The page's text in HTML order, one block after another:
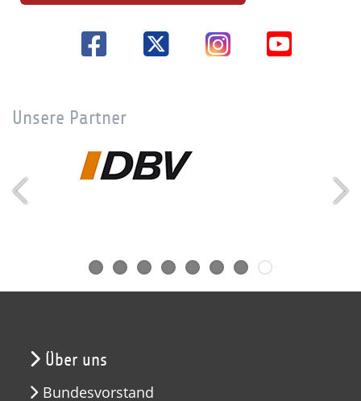
Unsere Partner
Über uns
Bundesvorstand